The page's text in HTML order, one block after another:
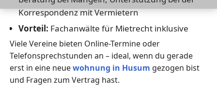
Korrespondenz mit Vermietern
Vorteil: Fachanwälte für Mietrecht inklusive
Viele Vereine bieten Online-Termine oder
Telefonsprechstunden an – ideal, wenn du gerade
erst in eine neuewohnung in Husum gezogen bist
und Fragen zum Vertrag hast.